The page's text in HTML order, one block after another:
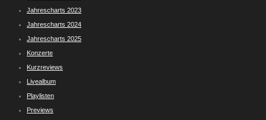
Jahrescharts 2023
Jahrescharts 2024
Jahrescharts 2025
Konzerte
Kurzreviews
Livealbum
Playlisten
Previews